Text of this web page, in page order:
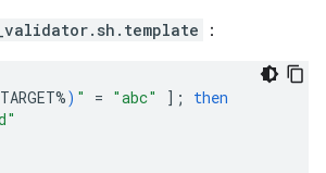
：
) " = "abc" ] ;
then